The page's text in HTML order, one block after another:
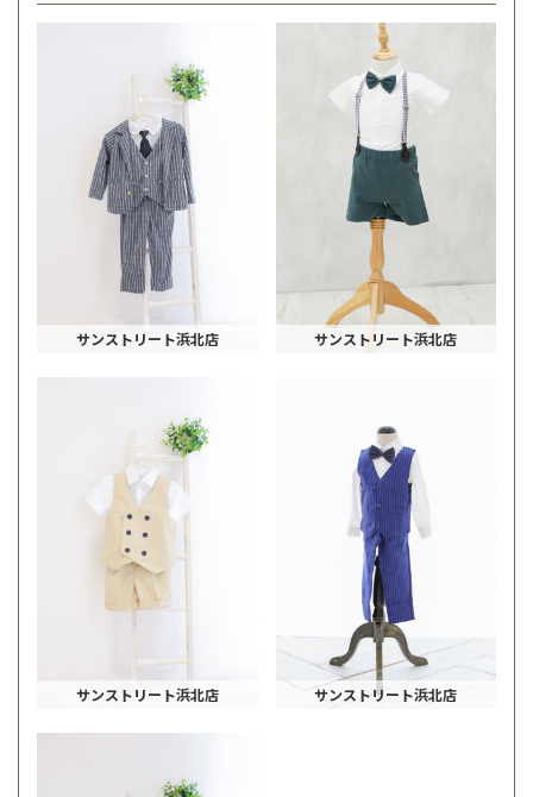
サンストリート浜北店 サンストリート浜北店
サンストリート浜北店 サンストリート浜北店